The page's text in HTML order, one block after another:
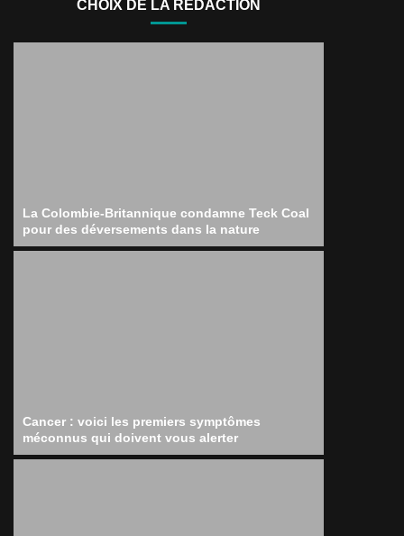
CHOIX DE LA RÉDACTION
La Colombie-Britannique condamne Teck Coal
pour des déversements dans la nature
Cancer : voici les premiers symptômes
méconnus qui doivent vous alerter